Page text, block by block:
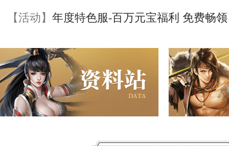
【活动】 年度特色服-百万元宝福利 免费畅领